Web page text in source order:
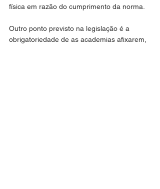
física em razão do cumprimento da norma.
Outro ponto previsto na legislação é a
obrigatoriedade de as academias afixarem,